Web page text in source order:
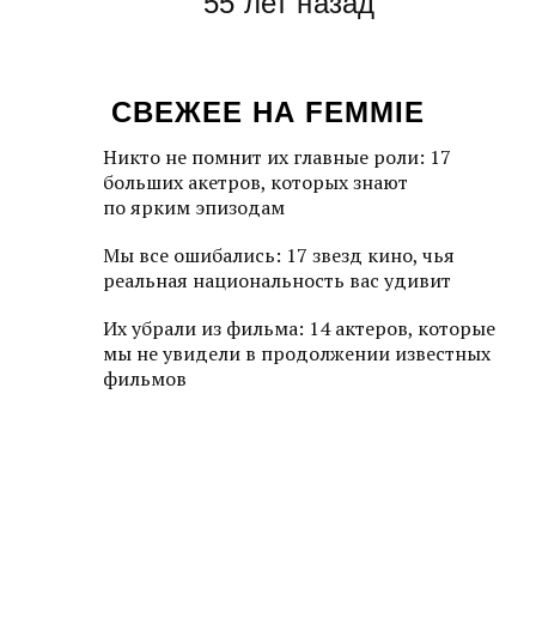
СВЕЖЕЕ НА FEMMIE
Никто не помнит их главные роли: 17
больших акетров, которых знают
по ярким эпизодам
Мы все ошибались: 17 звезд кино, чья
реальная национальность вас удивит
Их убрали из фильма: 14 актеров, которые
мы не увидели в продолжении известных
фильмов